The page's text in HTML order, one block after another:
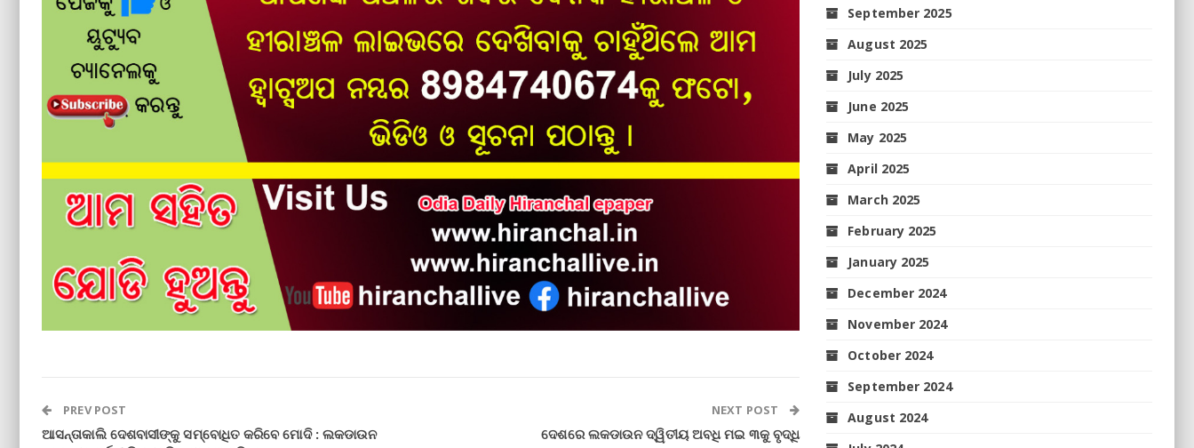
PREV POST
ଆସନ୍ତାକାଲି ଦେଶବାସୀଙ୍କୁ ସମ୍ବୋଧିତ କରିବେ ମୋଦି : ଲକଡାଉନ
NEXT POST
ଦେଶରେ ଲକଡାଉନ ଦ୍ୱିତୀୟ ଅବଧି ମଇ ୩କୁ ବୃଦ୍ଧି
September 2025
August 2025
July 2025
June 2025
May 2025
April 2025
March 2025
February 2025
January 2025
December 2024
November 2024
October 2024
September 2024
August 2024